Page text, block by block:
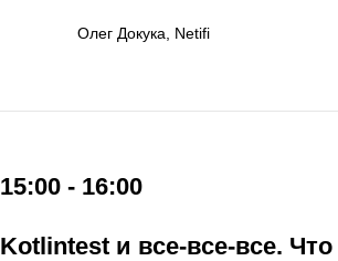
Олег Докука, Netifi
15:00 - 16:00
Kotlintest и все-все-все.